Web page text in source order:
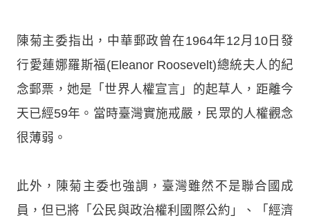
陳菊主委指出，中華郵政曾在1964年12月10日發
行愛蓮娜羅斯福(Eleanor Roosevelt)總統夫人的紀
念郵票，她是「世界人權宣言」的起草人，距離今
天已經59年。當時臺灣實施戒嚴，民眾的人權觀念
很薄弱。
此外，陳菊主委也強調，臺灣雖然不是聯合國成
員，但已將「公民與政治權利國際公約」、「經濟